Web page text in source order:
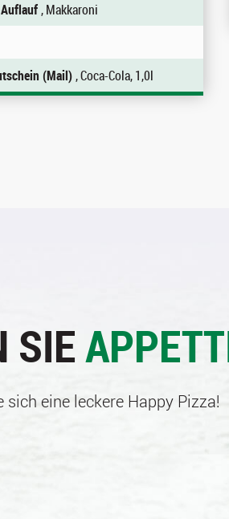
, Makkaroni
(Mail), Coca-Cola, 1,0l
SIE
sich eine leckere Happy Pizza!